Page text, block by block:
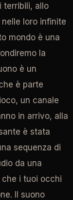
terribili, allo
loro infinite
mondo è una
la
è un
è parte
un canale
in arrivo, alla
è stata
sequenza di
da una
i tuoi occhi
Il suono